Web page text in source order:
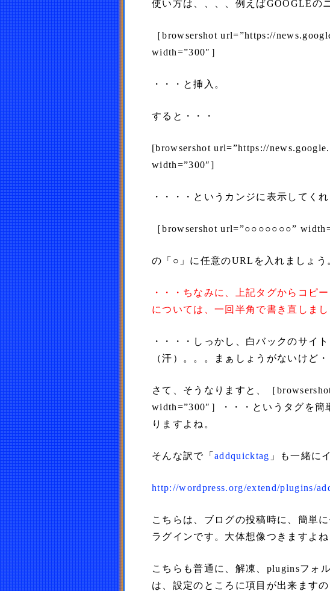
使い方は、、、、例えばGOOGLEの
［browsershot url=”https://
width=”300″］
・・・と挿入。
すると・・・
[browsershot url=”https://
width=”300″]
・・・・というカンジに表示してく
［browsershot url=”○○○○○○○”
の「○」に任意のURLを入れましょ
・・・ちなみに、上記タグからコ
については、一回半角で書き直しま
・・・・しっかし、白バックのサイ
（汗）。。。まぁしょうがないけど・
さて、そうなりますと、［
width=”300″］・・・というタグを
りますよね。
そんな訳で「 addquicktag 」も一緒に
http://wordpress.org/extend/plugins/
こちらは、ブログの投稿時に、簡単
ラグインです。大体想像つきますよね
こちらも普通に、解凍、pluginsフォ
は、設定のところに項目が出来ますの